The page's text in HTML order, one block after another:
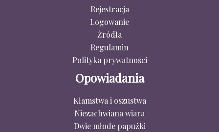
Rejestracja
Logowanie
Źródła
Regulamin
Polityka prywatności
Opowiadania
Kłamstwa i oszustwa
Niezachwiana wiara
Dwie młode papużki